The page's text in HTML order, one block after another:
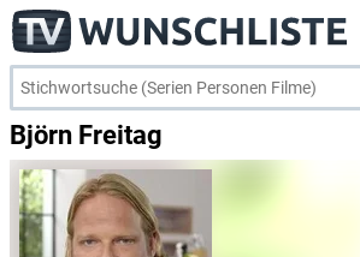
Björn Freitag